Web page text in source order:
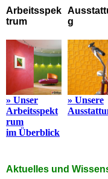
Arbeitsspek
trum
g
» Unser
Arbeitsspekt
rum
im Überblick
» Unsere
Aktuelles und